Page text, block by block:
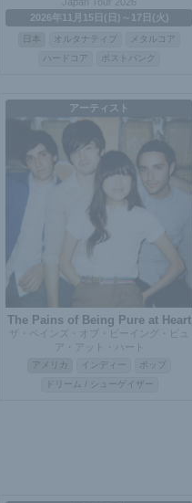
2026年11月15日(日)～17日(火)
オルタナティブ
メタルコア
ハードコア
ポストパンク
アーティスト
The Pains of Being Pure at Heart
ザ・ペインズ・オブ・ビーイング・ピュ
ア・アット・ハート
アメリカ インディー
ポップ
ドリーム / シューゲイザー